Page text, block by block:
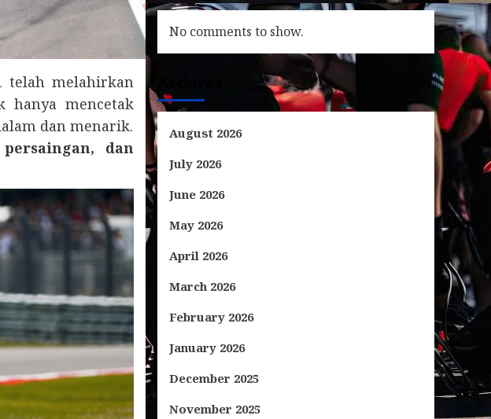
telah melahirkan
mencetak
dan menarik.
dan
No comments to show.
August 2026
July 2026
June 2026
May 2026
April 2026
March 2026
February 2026
January 2026
December 2025
November 2025